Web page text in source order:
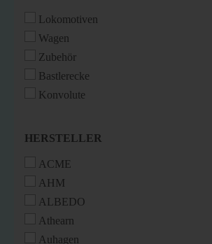
Lokomotiven
Wagen
Zubehör
Bastlerecke
Konvolute
HERSTELLER
HERSTELLER
ACME
AHM
ALBEDO
Athearn
Auhagen